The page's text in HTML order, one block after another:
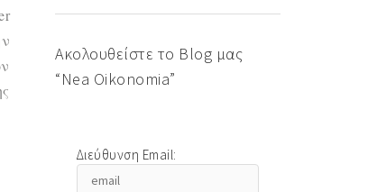
Ακολουθείστε το Blog μας
“Nea Oikonomia”
Διεύθυνση Email: